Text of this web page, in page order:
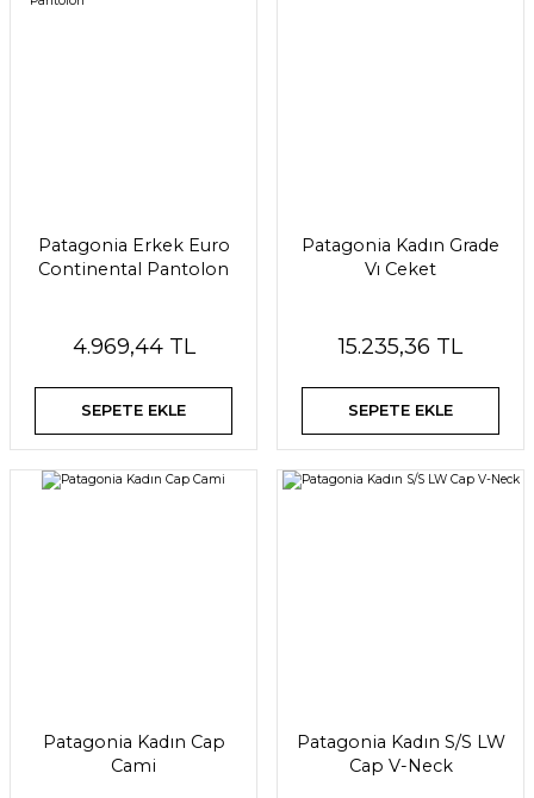
Patagonia Erkek Euro
Continental Pantolon
4.969,44 TL
SEPETE EKLE
Patagonia Kadın Grade
Vı Ceket
15.235,36 TL
SEPETE EKLE
Patagonia Kadın Cap
Cami
Patagonia Kadın S/S LW
Cap V-Neck